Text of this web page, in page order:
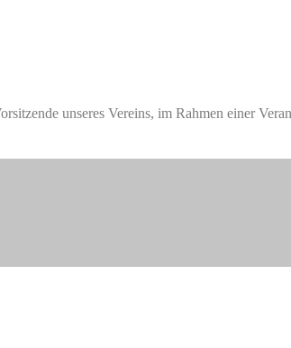
unseres Vereins, im Rahmen einer